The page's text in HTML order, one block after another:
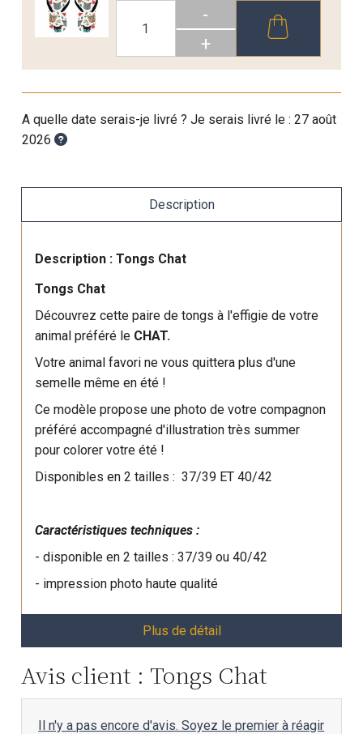
-
+
A quelle date serais-je livré ? Je serais livré le :27 août
2026
Description
Description : Tongs Chat
Tongs Chat
Découvrez cette paire de tongs à l'effigie de votre
animal préféré le CHAT.
Votre animal favori ne vous quittera plus d'une
semelle même en été !
Ce modèle propose une photo de votre compagnon
préféré accompagné d'illustration très summer
pour colorer votre été !
Disponibles en 2 tailles : 37/39 ET 40/42
Caractéristiques techniques :
- disponible en 2 tailles : 37/39 ou 40/42
- impression photo haute qualité
Plus de détail
Avis client : Tongs Chat
Il n'y a pas encore d'avis. Soyez le premier à réagir